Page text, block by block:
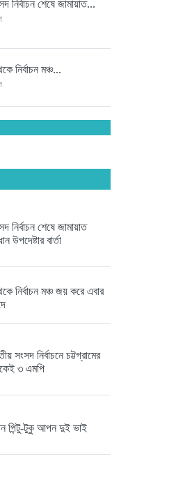
নির্বাচন শেষে জামায়াত...
নির্বাচন মঞ্চ...
সংসদ নির্বাচনে চট্টগ্রামের...
সংসদ নির্বাচনে জয়ে...
সংসদ নির্বাচনে তারেক...
সংসদ নির্বাচনের বিজয়ে...
নির্বাচন শেষে জামায়াত
উপদেষ্টার বার্তা
নির্বাচন মঞ্চ জয় করে এবার
সংসদ নির্বাচনে চট্টগ্রামের
৩ এমপি
পিন্টু-টুকু আপন দুই ভাই